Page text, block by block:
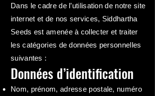
Dans le cadre de l’utilisation de notre site
internet et de nos services, Siddhartha
Seeds est amenée à collecter et traiter
les catégories de données personnelles
suivantes :
Données d’identification
Nom, prénom, adresse postale, numéro